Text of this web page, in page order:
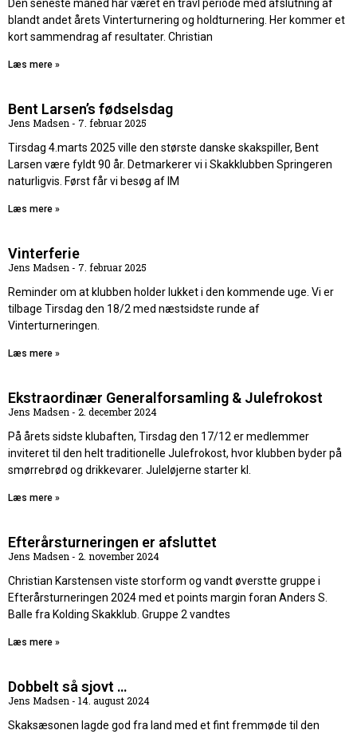
Den seneste måned har været en travl periode med afslutning af
blandt andet årets Vinterturnering og holdturnering. Her kommer et
kort sammendrag af resultater. Christian
Læs mere »
Bent Larsen’s fødselsdag
Jens Madsen
7. februar 2025
Tirsdag 4.marts 2025 ville den største danske skakspiller, Bent
Larsen være fyldt 90 år. Detmarkerer vi i Skakklubben Springeren
naturligvis. Først får vi besøg af IM
Læs mere »
Vinterferie
Jens Madsen
7. februar 2025
Reminder om at klubben holder lukket i den kommende uge. Vi er
tilbage Tirsdag den 18/2 med næstsidste runde af
Vinterturneringen.
Læs mere »
Ekstraordinær Generalforsamling & Julefrokost
Jens Madsen
2. december 2024
På årets sidste klubaften, Tirsdag den 17/12 er medlemmer
inviteret til den helt traditionelle Julefrokost, hvor klubben byder på
smørrebrød og drikkevarer. Juleløjerne starter kl.
Læs mere »
Efterårsturneringen er afsluttet
Jens Madsen
2. november 2024
Christian Karstensen viste storform og vandt øverstte gruppe i
Efterårsturneringen 2024 med et points margin foran Anders S.
Balle fra Kolding Skakklub. Gruppe 2 vandtes
Læs mere »
Dobbelt så sjovt …
Jens Madsen
14. august 2024
Skaksæsonen lagde god fra land med et fint fremmøde til den